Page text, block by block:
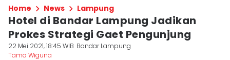
Home News Lampung
Hotel di Bandar Lampung Jadikan
Prokes Strategi Gaet Pengunjung
22 Mei 2021, 18:45 WIB Bandar Lampung
Tama Wiguna